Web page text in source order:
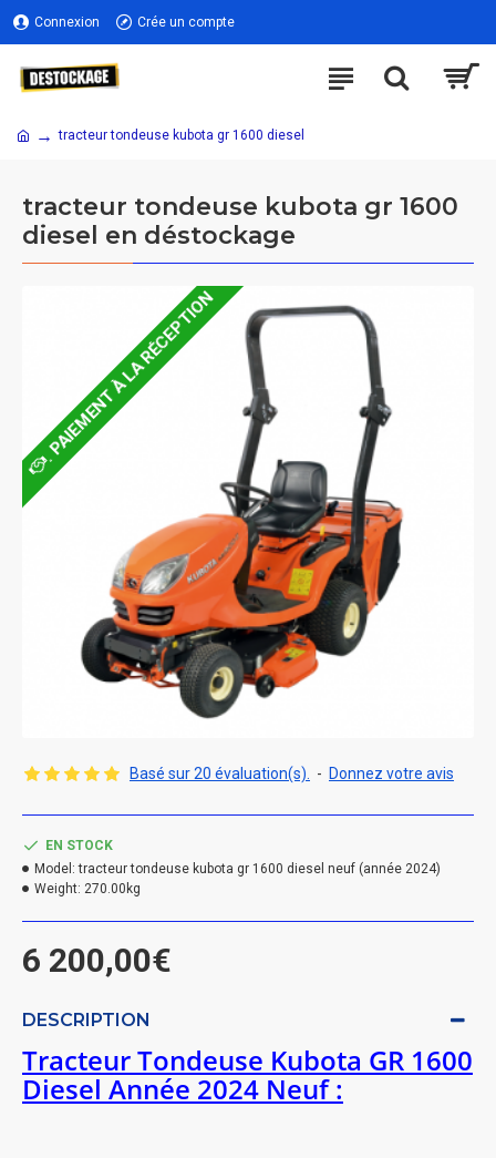
Connexion Crée un compte
tracteur tondeuse kubota gr 1600 diesel
tracteur tondeuse kubota gr 1600
diesel en déstockage
. PAIEMENT À LA RÉCEPTION
Basé sur 20 évaluation(s). - Donnez votre avis
6 200,00€
EN STOCK
Model: tracteur tondeuse kubota gr 1600 diesel neuf (année 2024)
Weight: 270.00kg
DESCRIPTION
Tracteur Tondeuse Kubota GR 1600
Diesel Année 2024 Neuf :